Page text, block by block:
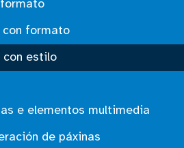
con formato
con estilo
e elementos multimedia
de páxinas